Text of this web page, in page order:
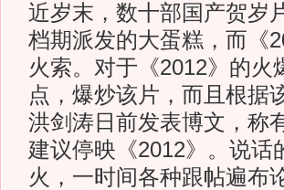
近岁末，数十部国产贺岁
档期派发的大蛋糕，而《
火索。对于《2012》的
点，爆炒该片，而且根据
洪剑涛日前发表博文，称
建议停映《2012》。说话
火，一时间各种跟帖遍布